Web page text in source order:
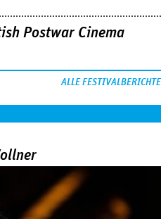
Postwar Cinema
ALLE FESTIVALBERICHTE